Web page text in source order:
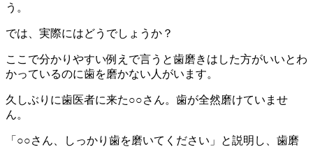
う。
では、実際にはどうでしょうか？
ここで分かりやすい例えで言うと歯磨きはした方がいいとわ
かっているのに歯を磨かない人がいます。
久しぶりに歯医者に来た○○さん。歯が全然磨けていませ
ん。
「○○さん、しっかり歯を磨いてください」と説明し、歯磨